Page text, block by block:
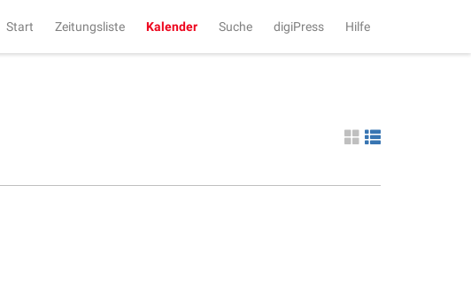
Start Zeitungsliste Kalender Suche digiPress Hilfe